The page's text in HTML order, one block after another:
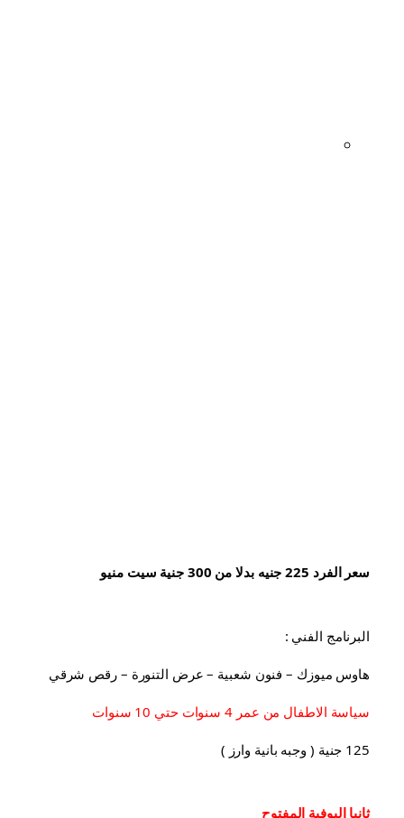
سعر الفرد 225 جنيه بدلا من 300 جنية سيت منيو
البرنامج الفني :
هاوس ميوزك – فنون شعبية – عرض التنورة – رقص شرقي
سياسة الاطفال من عمر 4 سنوات حتي 10 سنوات
125 جنية ( وجبه بانية وارز )
ثانيا البوفية المفتوح